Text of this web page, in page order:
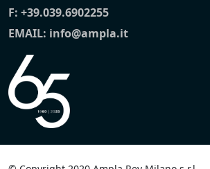
F: +39.039.6902255
EMAIL: info@ampla.it